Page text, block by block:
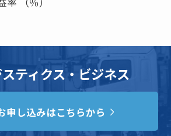
ティクス・ビジネス
申し込みはこちらから